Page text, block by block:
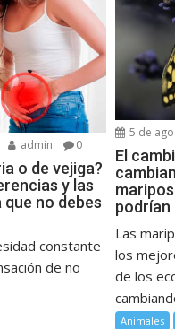
admin 0
o de vejiga?
y las
no debes
constante
de no
5 de
El
podrían
Las
los
de los
Animales